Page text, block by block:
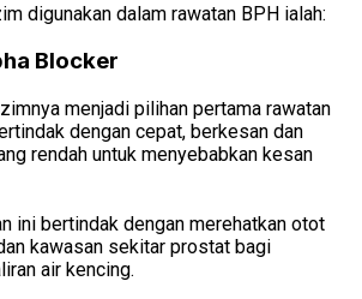
digunakan dalam rawatan BPH ialah:
Blocker
menjadi pilihan pertama rawatan
dengan cepat, berkesan dan
rendah untuk menyebabkan kesan
ini bertindak dengan merehatkan otot
kawasan sekitar prostat bagi
air kencing.